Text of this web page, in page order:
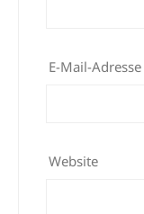
E-Mail-Adresse
Website